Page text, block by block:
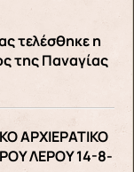
τελέσθηκε η
της Παναγίας
ΑΡΧΙΕΡΑΤΙΚΟ
ΛΕΡΟΥ 14-8-